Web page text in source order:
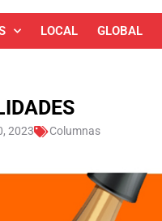
LOCAL GLOBAL
2023 Columnas